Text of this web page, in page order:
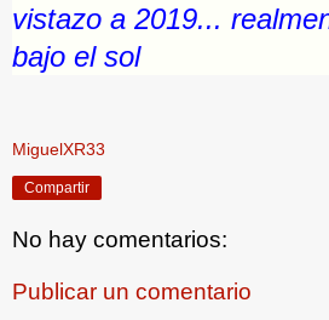
vistazo a 2019...
bajo el sol
MiguelXR33
Compartir
No hay comentarios:
Publicar un comentario